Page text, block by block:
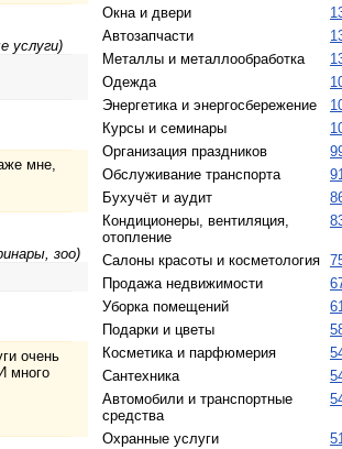
услуги)
мне,
зоо)
очень
много
Окна и двери
Автозапчасти
Металлы и металлообработка
Одежда
Энергетика и энергосбережение
Курсы и семинары
Организация праздников
Обслуживание транспорта
Бухучёт и аудит
Кондиционеры, вентиляция,
отопление
Салоны красоты и косметология
Продажа недвижимости
Уборка помещений
Подарки и цветы
Косметика и парфюмерия
Сантехника
Автомобили и транспортные
средства
Охранные услуги